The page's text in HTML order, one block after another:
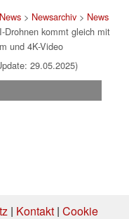
News> Newsarchiv> News
Drohnen kommt gleich mit
und 4K-Video
29.05.2025)
| Kontakt| Cookie